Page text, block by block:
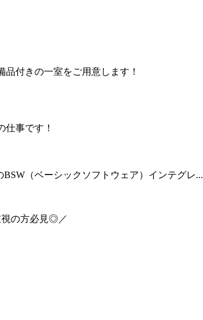
付きの一室をご用意します！
仕事です！
（ベーシックソフトウェア）インテグレ...
視の方必見◎／